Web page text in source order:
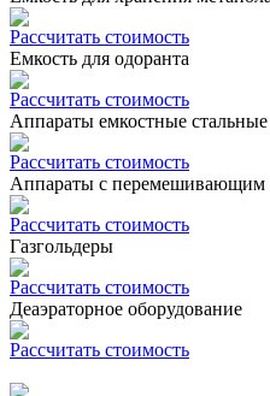
Рассчитать стоимость
Емкость для одоранта
Рассчитать стоимость
Аппараты емкостные
Рассчитать стоимость
Аппараты с перемешивающим
Рассчитать стоимость
Газгольдеры
Рассчитать стоимость
Деаэраторное оборудование
Рассчитать стоимость